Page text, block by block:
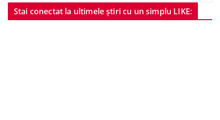
Stai conectat la ultimele știri cu un simplu LIKE: